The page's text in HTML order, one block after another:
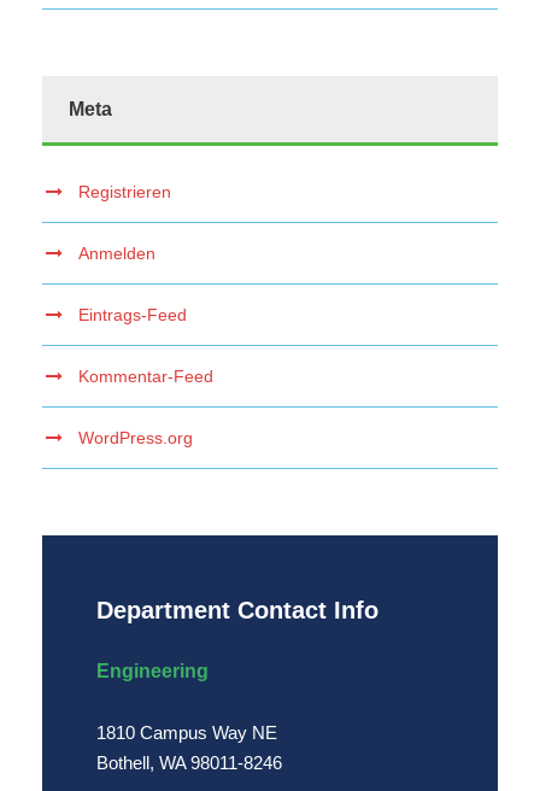
Meta
Registrieren
Anmelden
Eintrags-Feed
Kommentar-Feed
WordPress.org
Department Contact Info
Engineering
1810 Campus Way NE
Bothell, WA 98011-8246